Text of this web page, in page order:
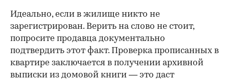
Идеально, если в жилище никто не
зарегистрирован. Верить на слово не стоит,
попросите продавца документально
подтвердить этот факт. Проверка прописанных в
квартире заключается в получении архивной
выписки из домовой книги — это даст